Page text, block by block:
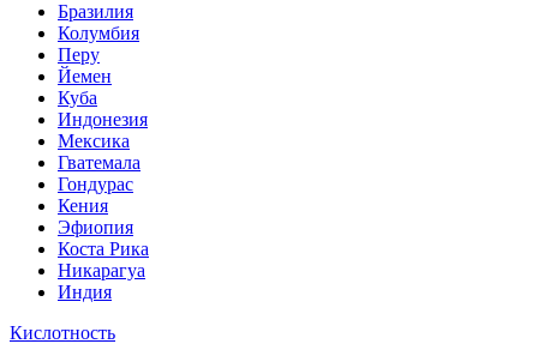
Бразилия
Колумбия
Перу
Йемен
Куба
Индонезия
Мексика
Гватемала
Гондурас
Кения
Эфиопия
Коста Рика
Никарагуа
Индия
Кислотность